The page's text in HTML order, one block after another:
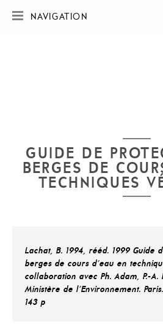
NAVIGATION
CONTACT
GUIDE DE
BERGES DE
TECHNIQUES
Lachat, B. 1994, rééd. 1999 Guide
berges de cours d'eau en
collaboration avec Ph. Adam, P.-A.
Ministère de l'Environnement. Paris.
143 p